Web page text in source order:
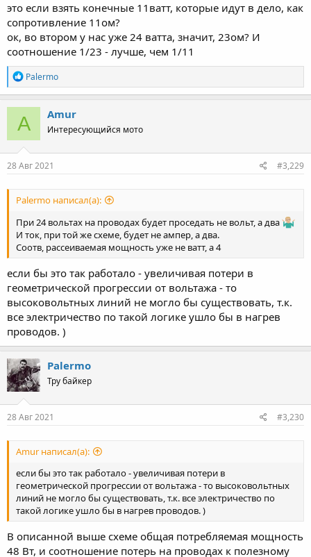
это если взять конечные 11ватт, которые идут в дело, как
сопротивление 11ом?
ок, во втором у нас уже 24 ватта, значит, 23ом? И
соотношение 1/23 - лучше, чем 1/11
R
e
a
c
t
o
n
s
Palermo
A Amur
Интересующийся мото
28 Авг 2021 #3,229
Palermo написал(а):
При 24 вольтах на проводах будет проседать не вольт, а два
И ток, при той же схеме, будет не ампер, а два.
Соотв, рассеиваемая мощность уже не ватт, а 4
если бы это так работало - увеличивая потери в
геометрической прогрессии от вольтажа - то
высоковольтных линий не могло бы существовать, т.к.
все электричество по такой логике ушло бы в нагрев
проводов. )
Palermo
Тру байкер
28 Авг 2021 #3,230
Amur написал(а):
если бы это так работало - увеличивая потери в
геометрической прогрессии от вольтажа - то высоковольтных
линий не могло бы существовать, т.к. все электричество по
такой логике ушло бы в нагрев проводов. )
В описанной выше схеме общая потребляемая мощность
48 Вт, и соотношение потерь на проводах к полезному